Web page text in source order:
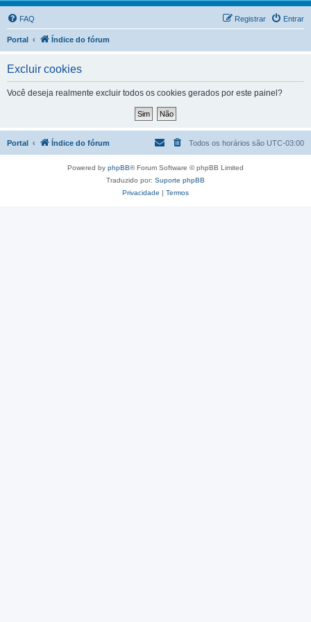
FAQ Entrar
Registrar
Portal Índice do fórum
Excluir cookies
Você deseja realmente excluir todos os cookies gerados por este painel?
Portal Índice do fórum Todos os horários são UTC-03:00
Powered by phpBB® Forum Software © phpBB Limited
Traduzido por: Suporte phpBB
Privacidade | Termos